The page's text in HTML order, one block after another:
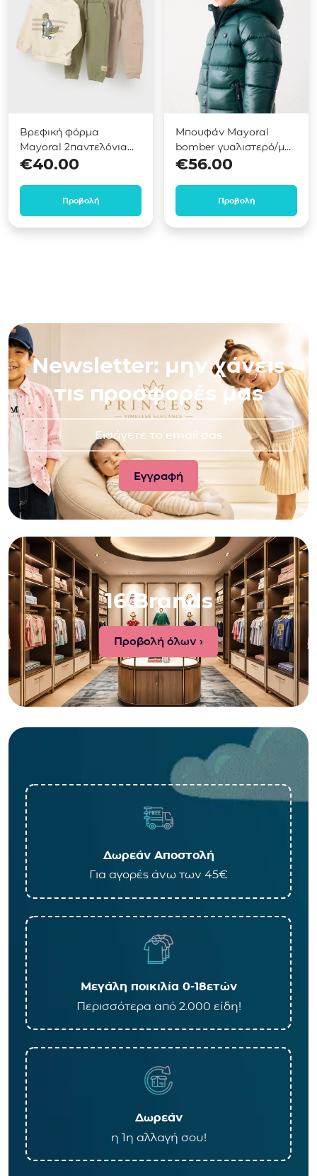
Βρεφική φόρμα
Mayoral 2παντελόνια
Πράσινο 02831
€40.00
Προβολή
Μπουφάν Mayoral
bomber γυαλιστερό/ματ
Πράσινο 04469
€56.00
Προβολή
Newsletter: μην χάνεις
τις προσφορές μας
16 Brands
Προβολή όλων ›
Δωρεάν Αποστολή
Για αγορές άνω των 45€
Μεγάλη ποικιλία 0-18ετών
Περισσότερα από 2.000 είδη!
Δωρεάν
η 1η αλλαγή σου!